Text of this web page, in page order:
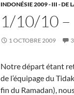
INDONÉSIE 2009 - III - DE
1/10/10
1 OCTOBRE 2009
Notre départ étant
de l’équipage du
fin du Ramadan),